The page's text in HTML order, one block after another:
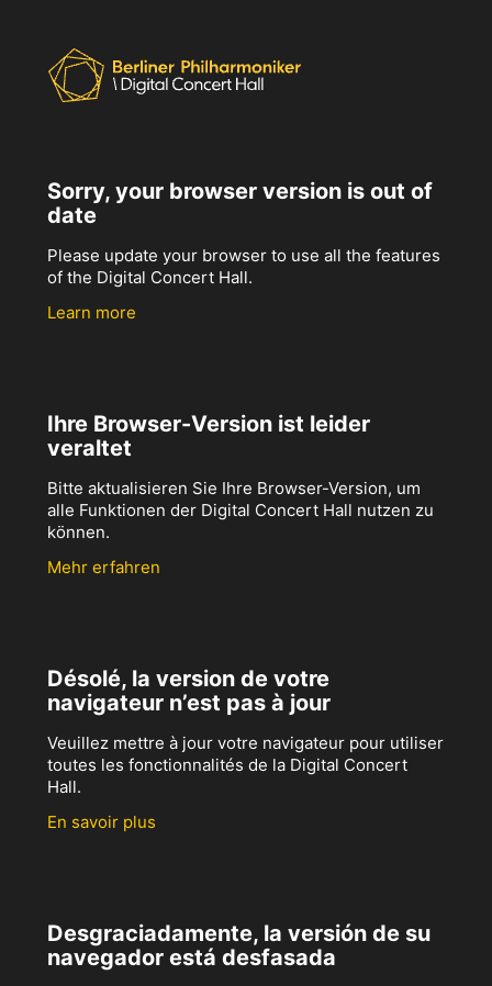
Sorry, your browser version is out of
date
Please update your browser to use all the features
of the Digital Concert Hall.
Learn more
Ihre Browser-Version ist leider
veraltet
Bitte aktualisieren Sie Ihre Browser-Version, um
alle Funktionen der Digital Concert Hall nutzen zu
können.
Mehr erfahren
Désolé, la version de votre
navigateur n’est pas à jour
Veuillez mettre à jour votre navigateur pour utiliser
toutes les fonctionnalités de la Digital Concert
Hall.
En savoir plus
Desgraciadamente, la versión de su
navegador está desfasada